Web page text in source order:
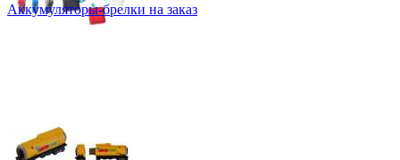
Аккумуляторы-брелки на заказ